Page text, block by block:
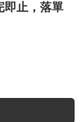
即止，落單